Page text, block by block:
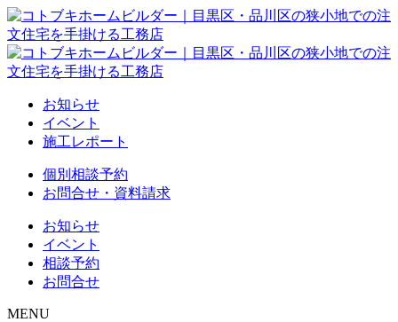
お知らせ
イベント
施工レポート
個別相談予約
お問合せ・資料請求
お知らせ
イベント
相談予約
お問合せ
MENU